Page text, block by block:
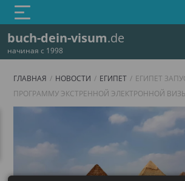
buch-dein-visum.de
начиная с 1998
ГЛАВНАЯ НОВОСТИ ЕГИПЕТ
ЕГИПЕТ
ПРОГРАММУ ЭКСТРЕННОЙ ЭЛЕКТРОННОЙ